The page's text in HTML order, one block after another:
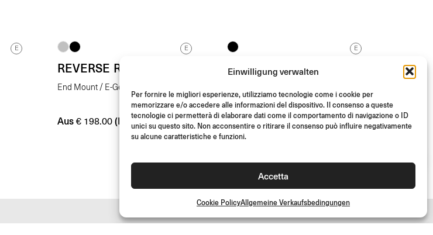
Einwilligung verwalten
Per fornire le migliori esperienze, utilizziamo tecnologie come i cookie per
memorizzare e/o accedere alle informazioni del dispositivo. Il consenso a queste
tecnologie ci permetterà di elaborare dati come il comportamento di navigazione o ID
unici su questo sito. Non acconsentire o ritirare il consenso può influire negativamente
su alcune caratteristiche e funzioni.
Accetta
Cookie PolicyAllgemeine Verkaufsbedingungen
E E
REVERSE RADIAL
End Mount / E-Genehmigt
Aus € 198.00 (Pro Stk.)
E
ECCENTRICO
€183.00 (Pro Stk.)